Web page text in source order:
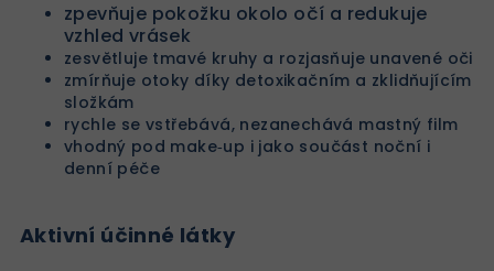
zpevňuje pokožku okolo očí a redukuje
vzhled vrásek
zesvětluje tmavé kruhy a rozjasňuje unavené oči
zmírňuje otoky díky detoxikačním a zklidňujícím
složkám
rychle se vstřebává, nezanechává mastný film
vhodný pod make‑up i jako součást noční i
denní péče
Aktivní účinné látky